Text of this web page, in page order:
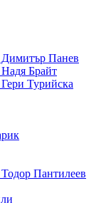
Димитър Панев
Брайт
Турийска
Пантилеев